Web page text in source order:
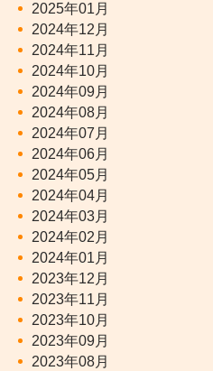
2025年01月
2024年12月
2024年11月
2024年10月
2024年09月
2024年08月
2024年07月
2024年06月
2024年05月
2024年04月
2024年03月
2024年02月
2024年01月
2023年12月
2023年11月
2023年10月
2023年09月
2023年08月